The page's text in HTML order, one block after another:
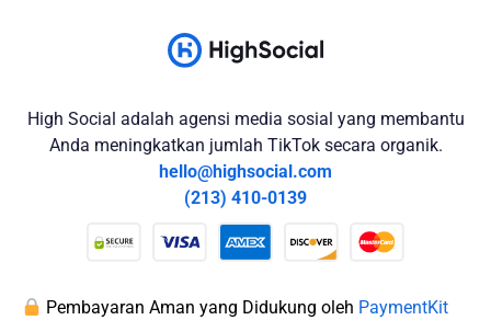
High Social adalah agensi media sosial yang membantu
Anda meningkatkan jumlah TikTok secara organik.
hello@highsocial.com
(213) 410-0139
Pembayaran Aman yang Didukung oleh PaymentKit